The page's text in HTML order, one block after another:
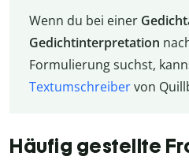
Wenn du bei einer
Gedichtinterpretation
Formulierung suchst,
Textumschreibervon
Häufig gestellte